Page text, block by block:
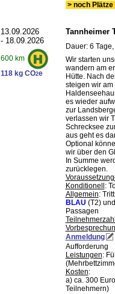
> noch
13.09.2026
- 18.09.2026
600 km
118 kg CO2e
Tannheimer
Dauer: 6
Wir starten
wandern am
Hütte. Nach
steigen wir
es wieder
zur
verlassen wir
Schrecksee
aus geht es
Optional
wir über den
In Summe
zurücklegen.
Konditionell :
Allgemein:
BLAU (T2)
Passagen
Anmeldung
Aufforderung
Leistungen:
Kosten:
a) ca. 300
Teilnehmern)